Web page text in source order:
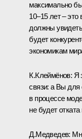
максимально
10–15 лет – это
должны
будет
экономикам
К.Клеймёнов: Я
связи: а Вы для
в процессе
не будет
Д.Медведев: